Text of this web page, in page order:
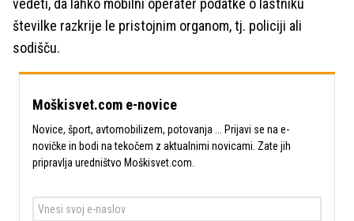
vedeti, da lahko mobilni operater podatke o lastniku
številke razkrije le pristojnim organom, tj. policiji ali
sodišču.
Moškisvet.com e-novice
Novice, šport, avtomobilizem, potovanja ... Prijavi se na e-
novičke in bodi na tekočem z aktualnimi novicami. Zate jih
pripravlja uredništvo Moškisvet.com.